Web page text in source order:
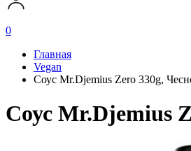
0
Главная
Vegan
Соус Mr.Djemius Zero 330g,
Соус Mr.Djemius